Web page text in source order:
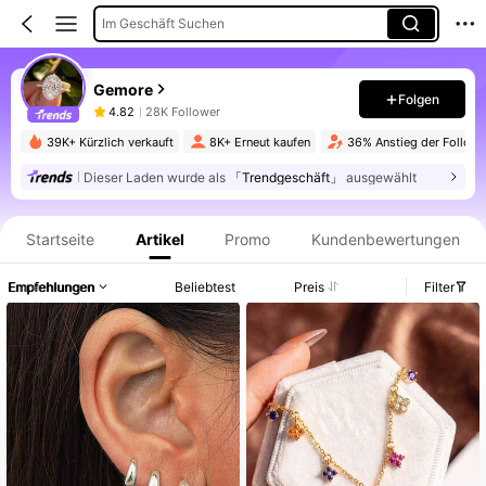
Im Geschäft Suchen
Gemore
4.82 28K Follower
Folgen
39K+ Kürzlich verkauft 8K+ Erneut kaufen 36% Anstieg der
Dieser Laden wurde als 「Trendgeschäft」 ausgewählt
Startseite Artikel Promo Kundenbewertungen
Empfehlungen Beliebtest Preis Filter